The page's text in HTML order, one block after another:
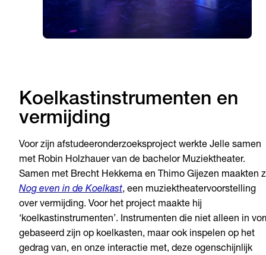
Koelkastinstrumenten en
vermijding
Voor zijn afstudeeronderzoeksproject werkte Jelle samen
met Robin Holzhauer van de bachelor Muziektheater.
Samen met Brecht Hekkema en Thimo Gijezen maakten
Nog even in de Koelkast, een muziektheatervoorstelling
over vermijding. Voor het project maakte hij
‘koelkastinstrumenten’. Instrumenten die niet alleen in
gebaseerd zijn op koelkasten, maar ook inspelen op het
gedrag van, en onze interactie met, deze ogenschijnlijk